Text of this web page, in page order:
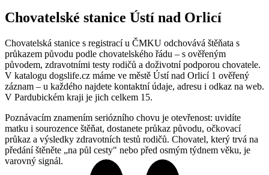
Chovatelské stanice Ústí nad Orlicí
Chovatelská stanice s registrací u ČMKU odchovává štěňata s
průkazem původu podle chovatelského řádu – s ověřeným
původem, zdravotními testy rodičů a doživotní podporou chovatele.
V katalogu dogslife.cz máme ve městě Ústí nad Orlicí 1 ověřený
záznam – u každého najdete kontaktní údaje, adresu i odkaz na web.
V Pardubickém kraji je jich celkem 15.
Poznávacím znamením seriózního chovu je otevřenost: uvidíte
matku i sourozence štěňat, dostanete průkaz původu, očkovací
průkaz a výsledky zdravotních testů rodičů. Chovatel, který trvá na
předání štěněte „na půl cesty" nebo před osmým týdnem věku, je
varovný signál.